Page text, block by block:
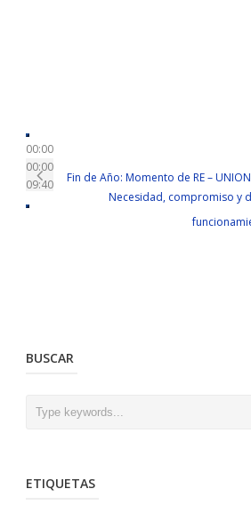
00:00
00:00
09:40
Fin de Año: Momento de RE – UNION
Necesidad, compromiso y
BUSCAR
ETIQUETAS